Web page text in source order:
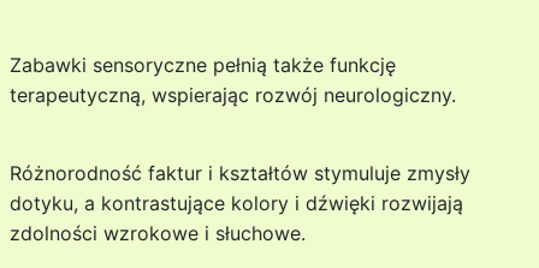
Zabawki sensoryczne pełnią także funkcję
terapeutyczną, wspierając rozwój neurologiczny.
Różnorodność faktur i kształtów stymuluje zmysły
dotyku, a kontrastujące kolory i dźwięki rozwijają
zdolności wzrokowe i słuchowe.